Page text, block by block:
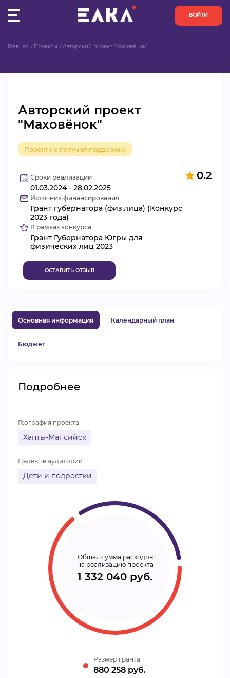
ВОЙТИ
ОРГАНИЗАЦИИ
АНАЛИТИКА
БАЗА ЗНАНИЙ
ВИДЕОКУРСЫ
ВОЙТИ
Главная Проекты Авторский проект "Маховёнок"
Авторский проект
"Маховёнок"
Проект не получил поддержку
0.2
Сроки реализации
01.03.2024 - 28.02.2025
Источник финансирования
Грант губернатора (физ.лица) (Конкурс
2023 года)
В рамках конкурса
Грант Губернатора Югры для
физических лиц 2023
ОСТАВИТЬ ОТЗЫВ
Основная информация Календарный план
Бюджет
Подробнее
География проекта
Ханты-Мансийск
Целевые аудитории
Дети и подростки
Общая сумма расходов
на реализацию проекта
1 332 040 руб.
Размер гранта
880 258 руб.